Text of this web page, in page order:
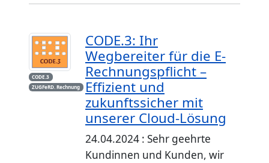
CODE.3
ZUGFeRD. Rechnung
CODE.3: Ihr
Wegbereiter für die E-
Rechnungspflicht –
Effizient und
zukunftssicher mit
unserer Cloud-Lösung
24.04.2024 : Sehr geehrte
Kundinnen und Kunden, wir